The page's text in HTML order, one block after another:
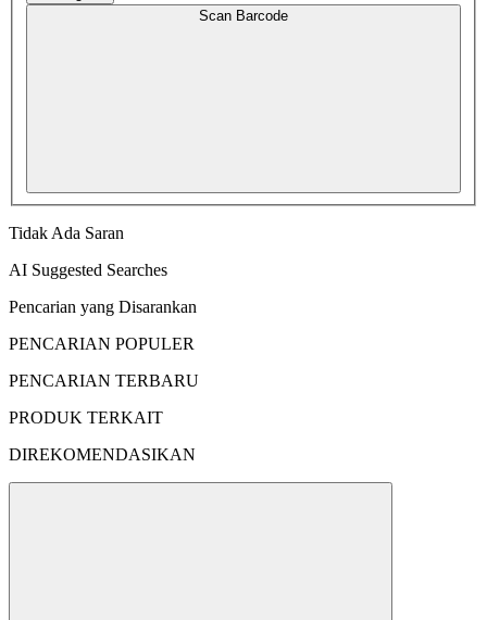
Scan Barcode
Tidak Ada Saran
AI Suggested Searches
Pencarian yang Disarankan
PENCARIAN POPULER
PENCARIAN TERBARU
PRODUK TERKAIT
DIREKOMENDASIKAN